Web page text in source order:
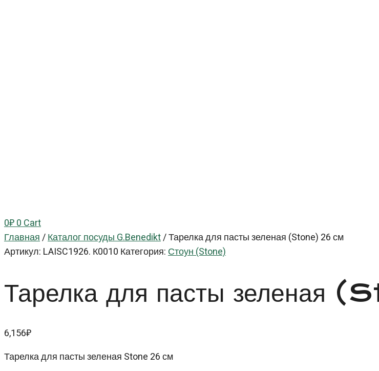
0₽0Cart
Главная/Каталог посуды G.Benedikt/Тарелка для пасты зеленая (Stone) 26 см
Артикул: LAISC1926. К0010 Категория:Стоун (Stone)
Тарелка для пасты
6,156₽
Тарелка для пасты зеленая Stone 26 см